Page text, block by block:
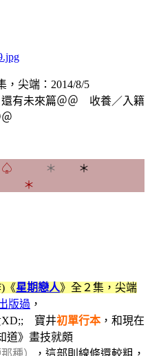
，尖端：2014/8/5
還有未來篇＠＠ 收養／入籍
♤ ＊
＊
＊
《星期戀人》 全２集，尖端
版過 ，
XD;; 寶井初單行本，和現在
道》畫技就頗
種） ，這部則線條還較粗，